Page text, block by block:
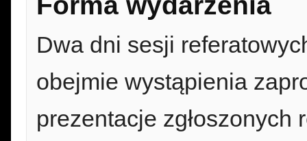
Dwa dni sesji
obejmie wystąpienia
prezentacje zgłoszonych